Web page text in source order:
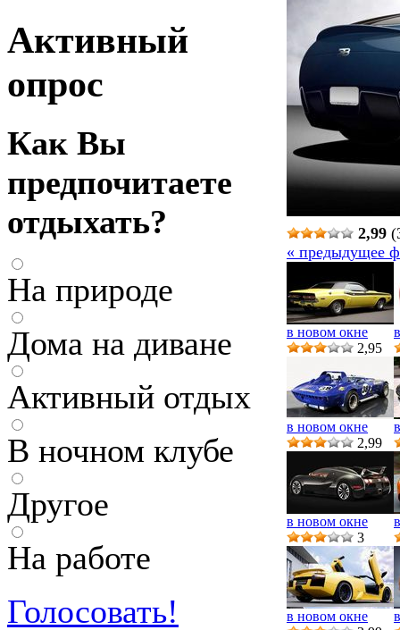
Активный
опрос
Как Вы
предпочитаете
отдыхать?
На природе
Дома на диване
Активный отдых
В ночном клубе
Другое
На работе
Голосовать!
2,99
« предыдущее
в новом окне
2,95
в новом окне
2,99
в новом окне
3
в новом окне